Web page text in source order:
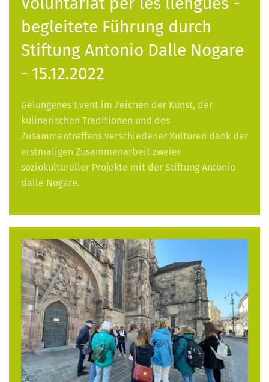
begleitete Führung durch
Stiftung Antonio Dalle Nogare
- 15.12.2022
Gelungenes Event im Zeichen der Kunst, der
kulinarischen Traditionen und des
Zusammentreffens verschiedener Kulturen dank der
erstmaligen Zusammenarbeit zweier
soziokultureller Projekte mit der Stiftung Antonio
dalle Nogare.